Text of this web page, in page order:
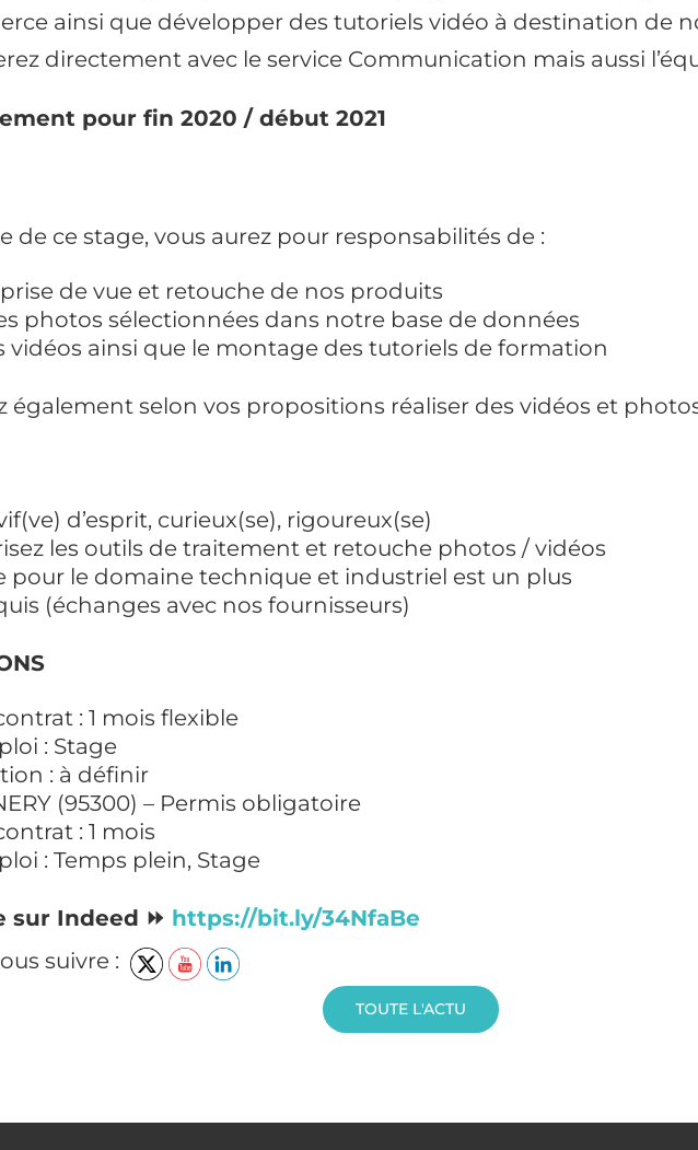
ainsi que développer des tutoriels vidéo à destination de
directement avec le service Communication mais aussi
pour fin 2020 / début 2021
de ce stage, vous aurez pour responsabilités de :
prise de vue et retouche de nos produits
photos sélectionnées dans notre base de données
vidéos ainsi que le montage des tutoriels de formation
également selon vos propositions réaliser des vidéos et
d’esprit, curieux(se), rigoureux(se)
les outils de traitement et retouche photos / vidéos
pour le domaine technique et industriel est un plus
(échanges avec nos fournisseurs)
: 1 mois flexible
: Stage
: à définir
(95300) – Permis obligatoire
: 1 mois
: Temps plein, Stage
sur Indeed ⏩ https://bit.ly/34NfaBe
suivre :
TOUTE L'ACTU